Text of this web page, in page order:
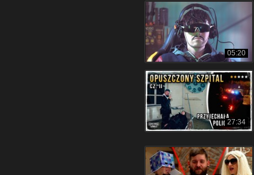
05:20
27:34